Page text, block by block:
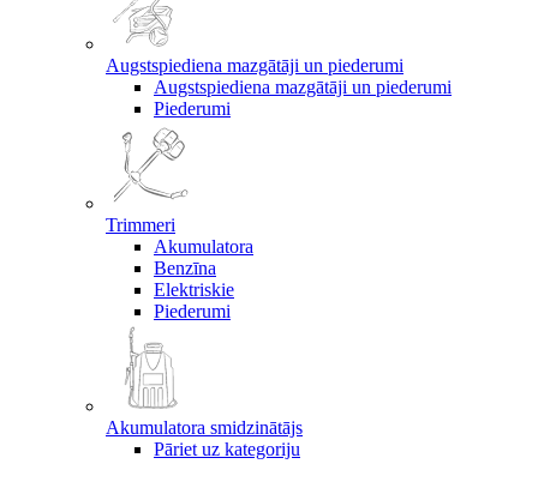
Augstspiediena mazgātāji un piederumi
Augstspiediena mazgātāji un piederumi
Piederumi
Trimmeri
Akumulatora
Benzīna
Elektriskie
Piederumi
Akumulatora smidzinātājs
Pāriet uz kategoriju